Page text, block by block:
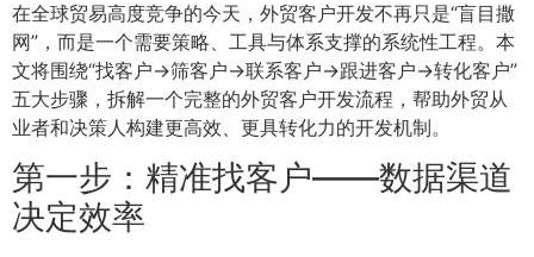
在全球贸易高度竞争的今天，外贸客户开发不再只是“盲目撒
网”，而是一个需要策略、工具与体系支撑的系统性工程。本
文将围绕“找客户→筛客户→联系客户→跟进客户→转化客户”
五大步骤，拆解一个完整的外贸客户开发流程，帮助外贸从
业者和决策人构建更高效、更具转化力的开发机制。
第一步：精准找客户——数据渠道
决定效率